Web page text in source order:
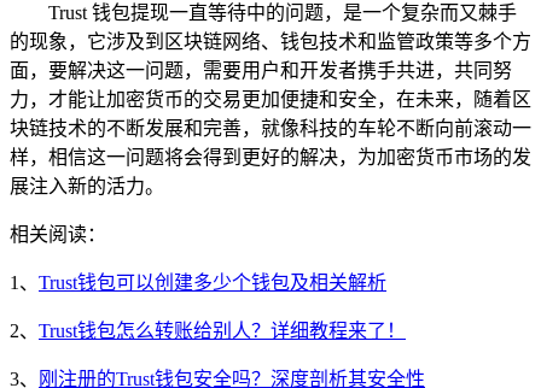
Trust 钱包提现一直等待中的问题，是一个复杂而又棘手
的现象，它涉及到区块链网络、钱包技术和监管政策等多个方
面，要解决这一问题，需要用户和开发者携手共进，共同努
力，才能让加密货币的交易更加便捷和安全，在未来，随着区
块链技术的不断发展和完善，就像科技的车轮不断向前滚动一
样，相信这一问题将会得到更好的解决，为加密货币市场的发
展注入新的活力。
相关阅读：
1、 Trust钱包可以创建多少个钱包及相关解析
2、 Trust钱包怎么转账给别人？详细教程来了！
3、 刚注册的Trust钱包安全吗？深度剖析其安全性